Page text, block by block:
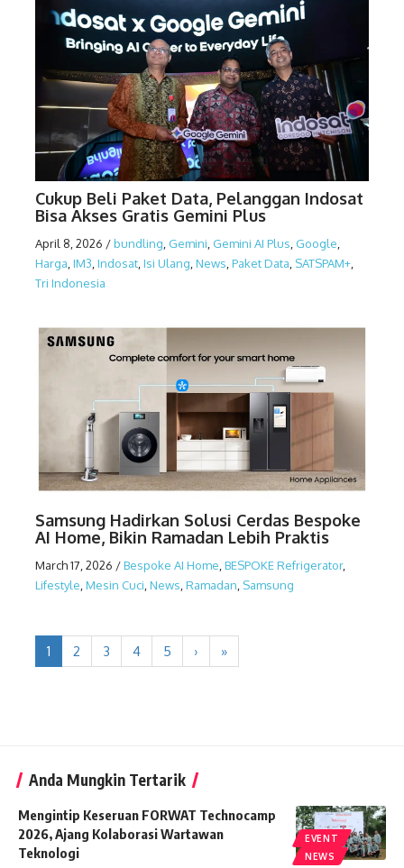
Cukup Beli Paket Data, Pelanggan Indosat
Bisa Akses Gratis Gemini Plus
April 8, 2026 /bundling, Gemini, Gemini AI Plus, Google,
Harga,IM3,Indosat,Isi Ulang,News,Paket Data, SATSPAM+,
Tri Indonesia
Samsung Hadirkan Solusi Cerdas Bespoke
AI Home, Bikin Ramadan Lebih Praktis
March 17, 2026 /Bespoke AI Home,BESPOKE Refrigerator,
Lifestyle,Mesin Cuci,News,Ramadan, Samsung
1 2 3 4 5 › »
Anda Mungkin Tertarik
EVENT
NEWS
Mengintip Keseruan FORWAT Technocamp
2026, Ajang Kolaborasi Wartawan
Teknologi